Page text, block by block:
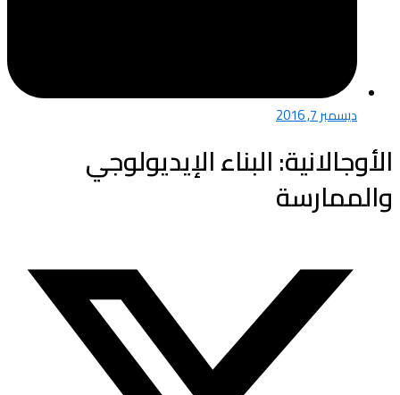
ديسمبر 7, 2016
الأوجالانية: البناء الإيديولوجي
والممارسة